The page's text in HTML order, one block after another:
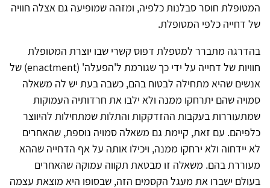
המטופלת חוסר סבלנות כלפיה, ומזהה שמופיעה גם אצלה חוויה
של דחייה כלפי המטופלת.
בהדרגה מתברר למטפלת דפוס קשרי שבו יוצרת המטופלת
חוויות של דחייה על ידי כך שגורמת ל'הפעלה' (enactment) של
אנשים שהיא מתחילה לבטוח בהם, כשבה בעת יש לה משאלה
סמויה שהם יתרחקו ממנה ולא ילבו את חרדותיה העמוקות
שמתעוררות בעקבות ההזדקקות והתלות שמתחילות להיווצר
כלפיהם. עם זאת, קיימת גם משאלה סמויה נוספת, שהאחרים
לא יידחוה ולא ירחקו ממנה, ויכילו אותה על אף הדחייה שההא
מעוררת בהם. משאלה זו מבטאת תקווה עמוקה שהאחרים
בעולם ישברו את מעגל הקסמים הזה, שבסופו היא מוצאת עצמה